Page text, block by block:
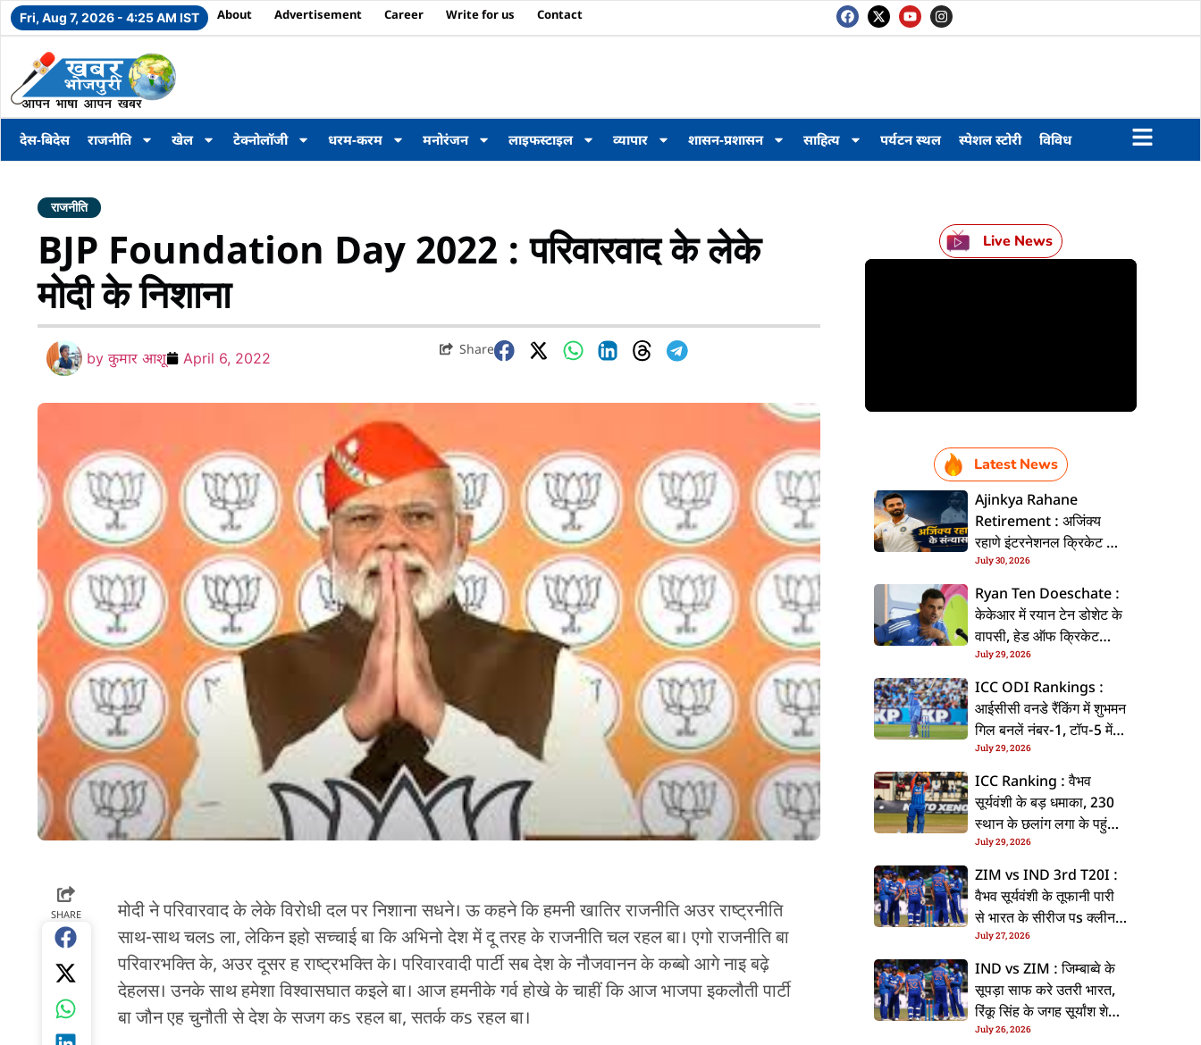
Fri, Aug 7, 2026 - 4:25 AM IST About Advertisement Career Write for us Contact
देस-बिदेस राजनीति खेल टेक्नोलॉजी धरम-करम मनोरंजन लाइफस्टाइल व्यापार शासन-प्रशासन साहित्य पर्यटन स्थल स्पेशल स्टोरी विविध
राजनीति
BJP Foundation Day 2022 : परिवारवाद के लेके
मोदी के निशाना
by कुमार आशू April 6, 2022
Share
SHARE
मोदी ने परिवारवाद के लेके विरोधी दल पर निशाना सधने। ऊ कहने कि हमनी खातिर राजनीति अउर राष्ट्रनीति
साथ-साथ चलs ला, लेकिन इहो सच्चाई बा कि अभिनो देश में दू तरह के राजनीति चल रहल बा। एगो राजनीति बा
परिवारभक्ति के, अउर दूसर ह राष्ट्रभक्ति के। परिवारवादी पार्टी सब देश के नौजवानन के कब्बो आगे नाइ बढ़े
देहलस। उनके साथ हमेशा विश्वासघात कइले बा। आज हमनीके गर्व होखे के चाहीं कि आज भाजपा इकलौती पार्टी
बा जौन एह चुनौती से देश के सजग कs रहल बा, सतर्क कs रहल बा।
Live News
Latest News
Ajinkya Rahane
Retirement : अजिंक्य
रहाणे इंटरनेशनल क्रिकेट से
ललें संन्यास, सोशल मीडिया
पs पोस्ट कs के कइलें एलान
July 30, 2026
Ryan Ten Doeschate :
केकेआर में रयान टेन डोशेट के
वापसी, हेड ऑफ क्रिकेट
स्ट्रेटजी के जिम्मेदारी संभरिहें
July 29, 2026
ICC ODI Rankings :
आईसीसी वनडे रैंकिंग में शुभमन
गिल बनलें नंबर-1, टॉप-5 में
भारत के तीन बल्लेबाज
July 29, 2026
ICC Ranking : वैभव
सूर्यवंशी के बड़ धमाका, 230
स्थान के छलांग लगा के पहुंचलें
48वां नंबर पs
July 29, 2026
ZIM vs IND 3rd T20I :
वैभव सूर्यवंशी के तूफानी पारी
से भारत के सीरीज पs क्लीन
स्वीप, जिम्बाब्वे 35 रन से
हारल
July 27, 2026
IND vs ZIM : जिम्बाब्वे के
सूपड़ा साफ करे उतरी भारत,
रिंकू सिंह के जगह सूर्यांश शेडगे
के मिल सकेला मवका
July 26, 2026